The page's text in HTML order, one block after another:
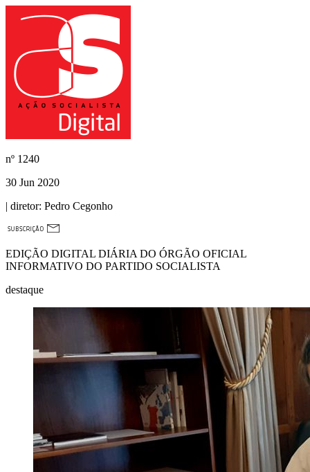
nº 1240
30 Jun 2020
| diretor: Pedro Cegonho
EDIÇÃO DIGITAL DIÁRIA DO ÓRGÃO OFICIAL
INFORMATIVO DO PARTIDO SOCIALISTA
destaque